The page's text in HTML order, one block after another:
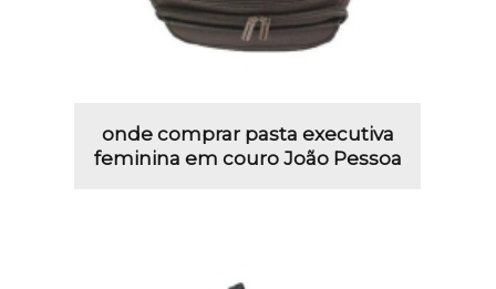
onde comprar pasta executiva
feminina em couro João Pessoa